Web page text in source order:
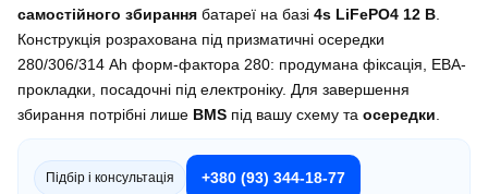
самостійного збирання батареї на базі 4s LiFePO4 12 В
Конструкція розрахована під призматичні осередки
280/306/314 Ah форм-фактора 280: продумана фіксація, ЕВА-
прокладки, посадочні під електроніку. Для завершення
збирання потрібні лише BMS під вашу схему та осередки
Підбір і консультація +380 (93) 344-18-77